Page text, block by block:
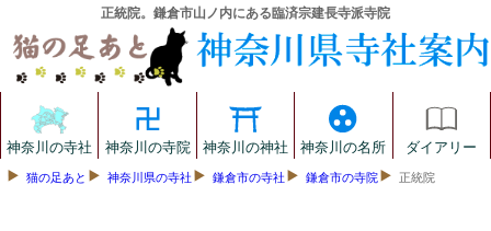
正統院。鎌倉市山ノ内にある臨済宗建長寺派寺院
神奈川の寺社 神奈川の寺院 神奈川の神社 神奈川の名所 ダイアリー
猫の足あと 神奈川県の寺社 鎌倉市の寺社 鎌倉市の寺院 正統院